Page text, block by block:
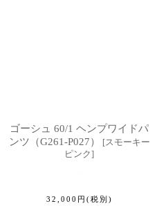
ゴーシュ 60/1 ヘンプワイドパ
ンツ（G261-P027）
[スモーキー
ピンク]
32,000 円 (税別)